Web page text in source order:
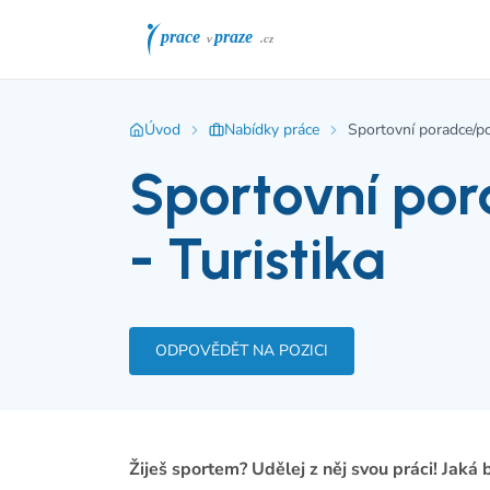
Úvod Nabídky práce Sportovní poradce/
Sportovní
- Turistika
ODPOVĚDĚT NA POZICI
Žiješ sportem? Udělej z něj svou práci! Jaká